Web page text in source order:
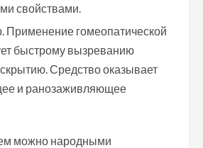
свойствами.
Применение гомеопатической
быстрому вызреванию
Средство оказывает
и ранозаживляющее
можно народными